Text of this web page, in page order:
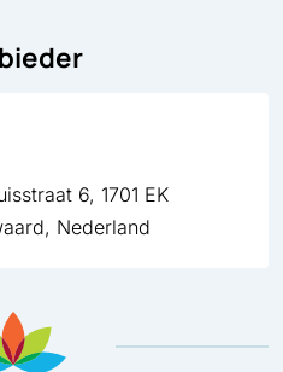
6, 1701 EK
Nederland